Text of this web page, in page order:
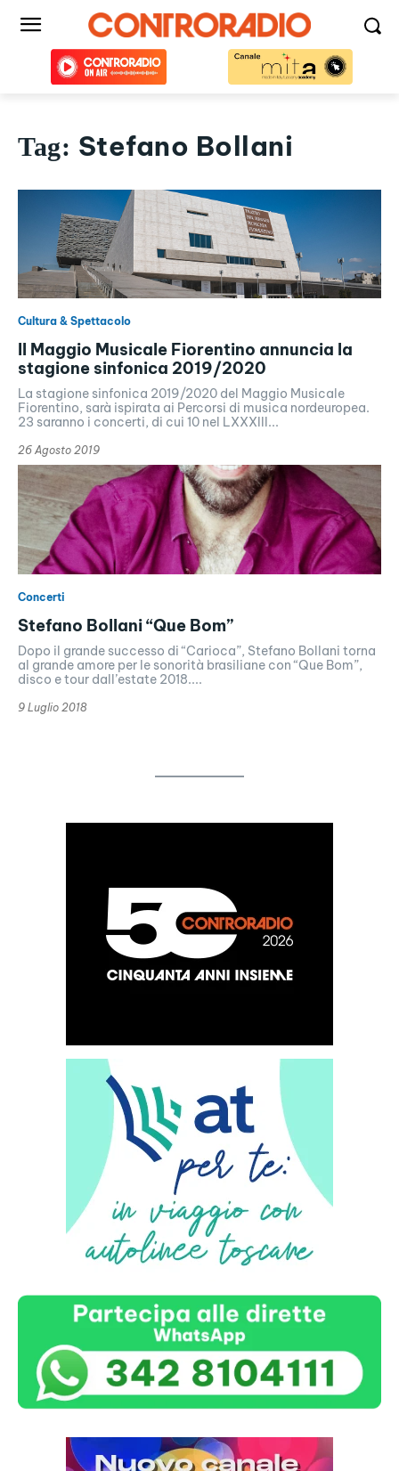
Tag: Stefano Bollani
Cultura & Spettacolo
Il Maggio Musicale Fiorentino annuncia la
stagione sinfonica 2019/2020
La stagione sinfonica 2019/2020 del Maggio Musicale
Fiorentino, sarà ispirata ai Percorsi di musica nordeuropea.
23 saranno i concerti, di cui 10 nel LXXXIII...
26 Agosto 2019
Concerti
Stefano Bollani “Que Bom”
Dopo il grande successo di “Carioca”, Stefano Bollani torna
al grande amore per le sonorità brasiliane con “Que Bom”,
disco e tour dall’estate 2018....
9 Luglio 2018